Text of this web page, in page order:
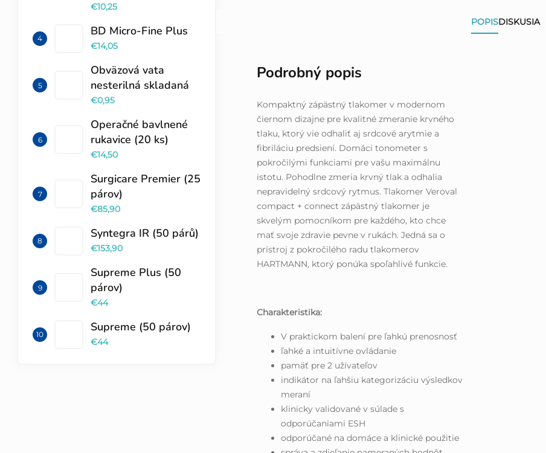
€10,25
BD Micro-Fine Plus
€14,05
Obväzová vata
nesterilná skladaná
€0,95
Operačné bavlnené
rukavice (20 ks)
€14,50
Surgicare Premier (25
párov)
€85,90
Syntegra IR (50 párů)
€153,90
Supreme Plus (50
párov)
€44
Supreme (50 párov)
€44
POPISDISKUSIA
Podrobný popis
Kompaktný zápästný tlakomer v modernom
čiernom dizajne pre kvalitné zmeranie krvného
tlaku, ktorý vie odhaliť aj srdcové arytmie a
fibriláciu predsiení. Domáci tonometer s
pokročilými funkciami pre vašu maximálnu
istotu. Pohodlne zmeria krvný tlak a odhalia
nepravidelný srdcový rytmus. Tlakomer Veroval
compact + connect zápästný tlakomer je
skvelým pomocníkom pre každého, kto chce
mať svoje zdravie pevne v rukách. Jedná sa o
prístroj z pokročilého radu tlakomerov
HARTMANN, ktorý ponúka spoľahlivé funkcie.
Charakteristika:
V praktickom balení pre ľahkú prenosnosť
ľahké a intuitívne ovládanie
pamäť pre 2 užívateľov
indikátor na ľahšiu kategorizáciu výsledkov
meraní
klinicky validované v súlade s
odporúčaniami ESH
odporúčané na domáce a klinické použitie